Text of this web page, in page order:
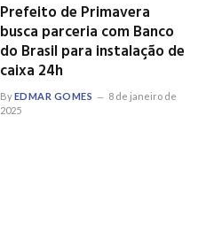
Prefeito de Primavera
busca parceria com Banco
do Brasil para instalação de
caixa 24h
ByEDMAR GOMES
8 de janeiro de
2025